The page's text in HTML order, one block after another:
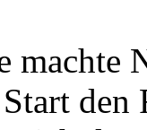
machte
den